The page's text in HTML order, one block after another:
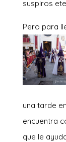
suspiros
Pero para
una tarde
encuentra
que le